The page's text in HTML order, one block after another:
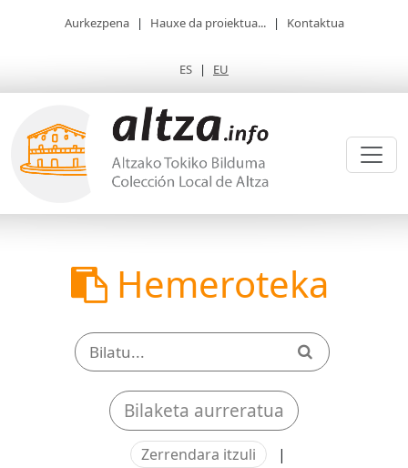
Aurkezpena | Hauxe da proiektua... | Kontaktua
ES | EU
Hemeroteka
Bilaketa aurreratua
Zerrendara itzuli |